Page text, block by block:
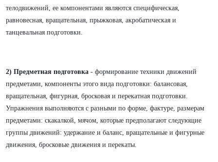
телодвижений, ее компонентами являются специфическая,
равновесная, вращательная, прыжковая, акробатическая и
танцевальная подготовки.
2) Предметная подготовка - формирование техники движений
предметами, компоненты этого вида подготовки: балансовая,
вращательная, фигурная, бросковая и перекатная подготовки.
Упражнения выполняются с разными по форме, фактуре, размерам
предметами: скакалкой, мячом, которые предполагают следующие
группы движений: удержание и баланс, вращательные и фигурные
движения, бросковые движения и перекаты.